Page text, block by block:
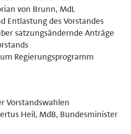
von Brunn, MdL
Entlastung des Vorstandes
satzungsändernde Anträge
Regierungsprogramm
Vorstandswahlen
Heil, MdB, Bundesminister